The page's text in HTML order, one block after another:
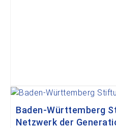
Baden-Württemberg
Netzwerk der